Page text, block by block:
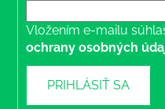
Vložením e-mailu
ochrany osobných
PRIHLÁSIŤ SA